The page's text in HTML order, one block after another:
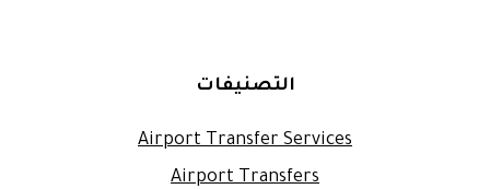
التصنيفات
Airport Transfer Services
Airport Transfers